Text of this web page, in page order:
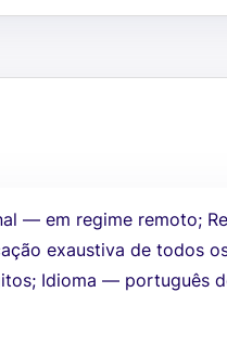
— em regime remoto;
exaustiva de todos
Idioma — português